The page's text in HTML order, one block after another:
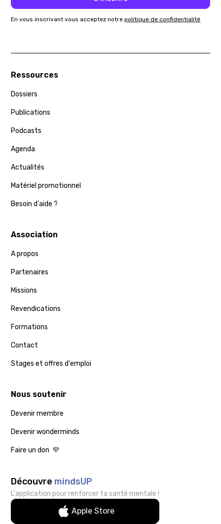
En vous inscrivant vous acceptez notrepolitique de confidentialité
Ressources
Dossiers
Publications
Podcasts
Agenda
Actualités
Matériel promotionnel
Besoin d'aide ?
Association
A propos
Partenaires
Missions
Revendications
Formations
Contact
Stages et offres d'emploi
Nous soutenir
Devenir membre
Devenir wonderminds
Faire un don 💜
Découvre mindsUP
L'application pour renforcer ta santé mentale !
Apple Store